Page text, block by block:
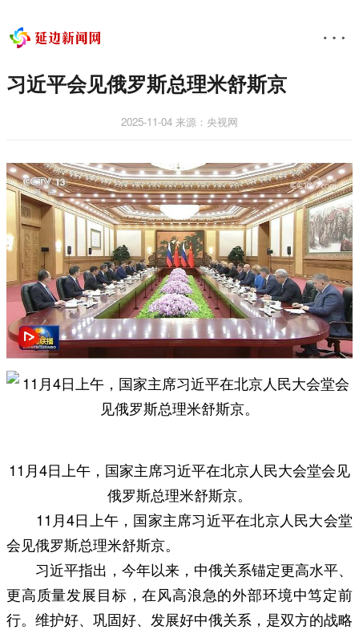
习近平会见俄罗斯总理米舒斯京
2025-11-04 来源：央视网
11月4日上午，国家主席习近平在北京人民大会堂会见
俄罗斯总理米舒斯京。
11月4日上午，国家主席习近平在北京人民大会堂
会见俄罗斯总理米舒斯京。
习近平指出，今年以来，中俄关系锚定更高水平、
更高质量发展目标，在风高浪急的外部环境中笃定前
行。维护好、巩固好、发展好中俄关系，是双方的战略